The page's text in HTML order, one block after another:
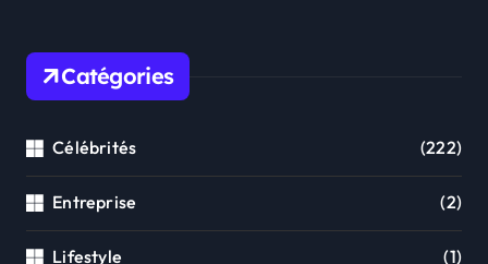
Catégories
Célébrités (222)
Entreprise (2)
Lifestyle (1)